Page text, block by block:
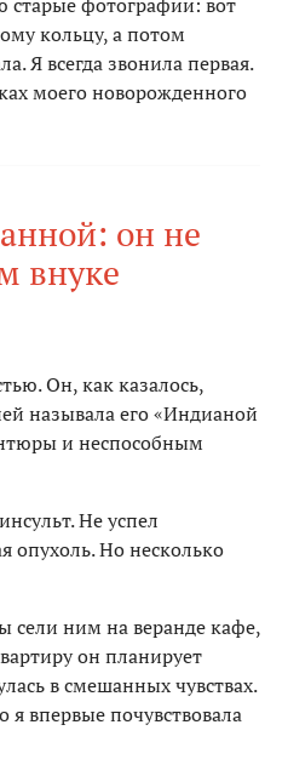
кольцу, а потом
Я всегда звонила первая.
моего новорожденного
он не
внуке
Он, как казалось,
называла его «Индианой
и неспособным
Не успел
опухоль. Но несколько
сели ним на веранде кафе,
он планирует
в смешанных чувствах.
впервые почувствовала